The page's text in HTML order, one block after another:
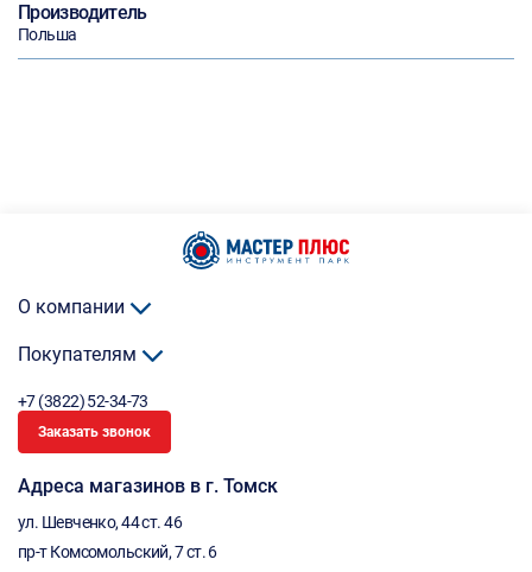
Производитель
Польша
О компании
Покупателям
+7 (3822) 52-34-73
Заказать звонок
Адреса магазинов в г. Томск
ул. Шевченко, 44 ст. 46
пр-т Комсомольский, 7 ст. 6